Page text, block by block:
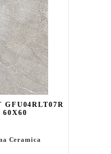
60Х60
Ceramica